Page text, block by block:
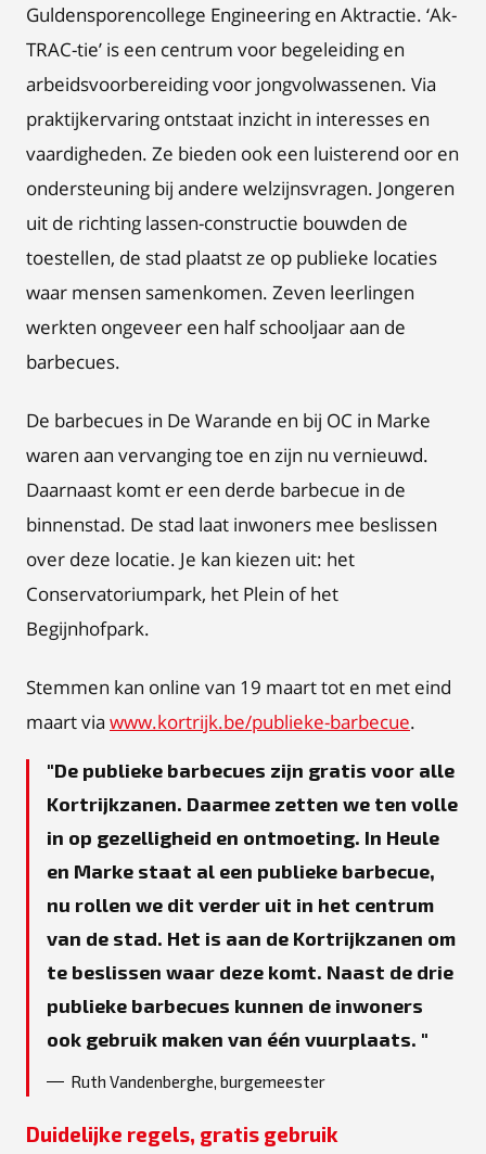
Guldensporencollege Engineering en Aktractie. ‘Ak-
TRAC-tie’ is een centrum voor begeleiding en
arbeidsvoorbereiding voor jongvolwassenen. Via
praktijkervaring ontstaat inzicht in interesses en
vaardigheden. Ze bieden ook een luisterend oor en
ondersteuning bij andere welzijnsvragen. Jongeren
uit de richting lassen-constructie bouwden de
toestellen, de stad plaatst ze op publieke locaties
waar mensen samenkomen. Zeven leerlingen
werkten ongeveer een half schooljaar aan de
barbecues.
De barbecues in De Warande en bij OC in Marke
waren aan vervanging toe en zijn nu vernieuwd.
Daarnaast komt er een derde barbecue in de
binnenstad. De stad laat inwoners mee beslissen
over deze locatie. Je kan kiezen uit: het
Conservatoriumpark, het Plein of het
Begijnhofpark.
Stemmen kan online van 19 maart tot en met eind
maart via www.kortrijk.be/publieke-barbecue.
De publieke barbecues zijn gratis voor alle
Kortrijkzanen. Daarmee zetten we ten volle
in op gezelligheid en ontmoeting. In Heule
en Marke staat al een publieke barbecue,
nu rollen we dit verder uit in het centrum
van de stad. Het is aan de Kortrijkzanen om
te beslissen waar deze komt. Naast de drie
publieke barbecues kunnen de inwoners
ook gebruik maken van één vuurplaats.
Ruth Vandenberghe, burgemeester
Duidelijke regels, gratis gebruik